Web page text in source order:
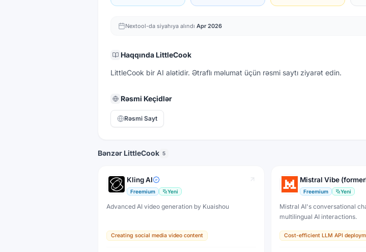
Nextool-da siyahıya alındı Apr 2026
Haqqında LittleCook
LittleCook bir AI alətidir. Ətraflı məlumat üçün rəsmi saytı ziyarət edin.
Rəsmi Keçidlər
Rəsmi Sayt
Bənzər LittleCook 5
Kling AI
Freemium Yeni
Advanced AI video generation by Kuaishou
Creating social media video content
Mistral Vibe
Freemium Yeni
Mistral AI's conversational
multilingual AI interactions.
Cost-efficient LLM API